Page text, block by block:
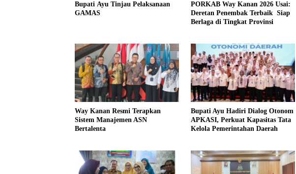
Bupati Ayu Tinjau Pelaksanaan
GAMAS
PORKAB Way Kanan 2026 Usai:
Deretan Penembak Terbaik Siap
Berlaga di Tingkat Provinsi
Way Kanan Resmi Terapkan
Sistem Manajemen ASN
Bertalenta
Bupati Ayu Hadiri Dialog Otonom
APKASI, Perkuat Kapasitas Tata
Kelola Pemerintahan Daerah